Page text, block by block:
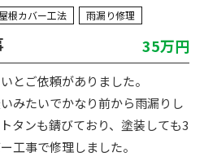
屋根カバー工法 雨漏り修理
35万円
とご依頼がありました。
みたいでかなり前から雨漏りし
タンも錆びており、塗装しても3
工事で修理しました。